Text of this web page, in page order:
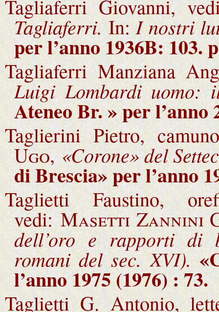
Tagliaferri Giovanni,
Tagliaferri.In:I nostri
per l’anno 1936B: 103.
Tagliaferri Manziana
Luigi Lombardi
Ateneo Br. » per l’anno
Taglierini Pietro,
Ugo, «Corone» del
di Brescia» per l’anno
Taglietti Faustino,
vedi: Masetti Zannini
dell’oro e rapporti di
romani del sec. XVI).
l’anno 1975 (1976) : 73.
Taglietti G. Antonio,